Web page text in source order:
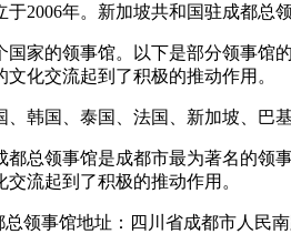
2006年。新加坡共和国驻成都总
国家的领事馆。以下是部分领事
化交流起到了积极的推动作用。
韩国、泰国、法国、新加坡、巴
都总领事馆是成都市最为著名的
流起到了积极的推动作用。
总领事馆地址：四川省成都市人民